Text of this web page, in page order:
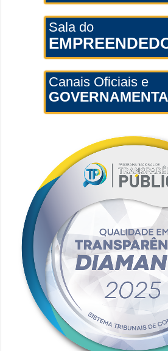
Sala do
Canais Oficiais e